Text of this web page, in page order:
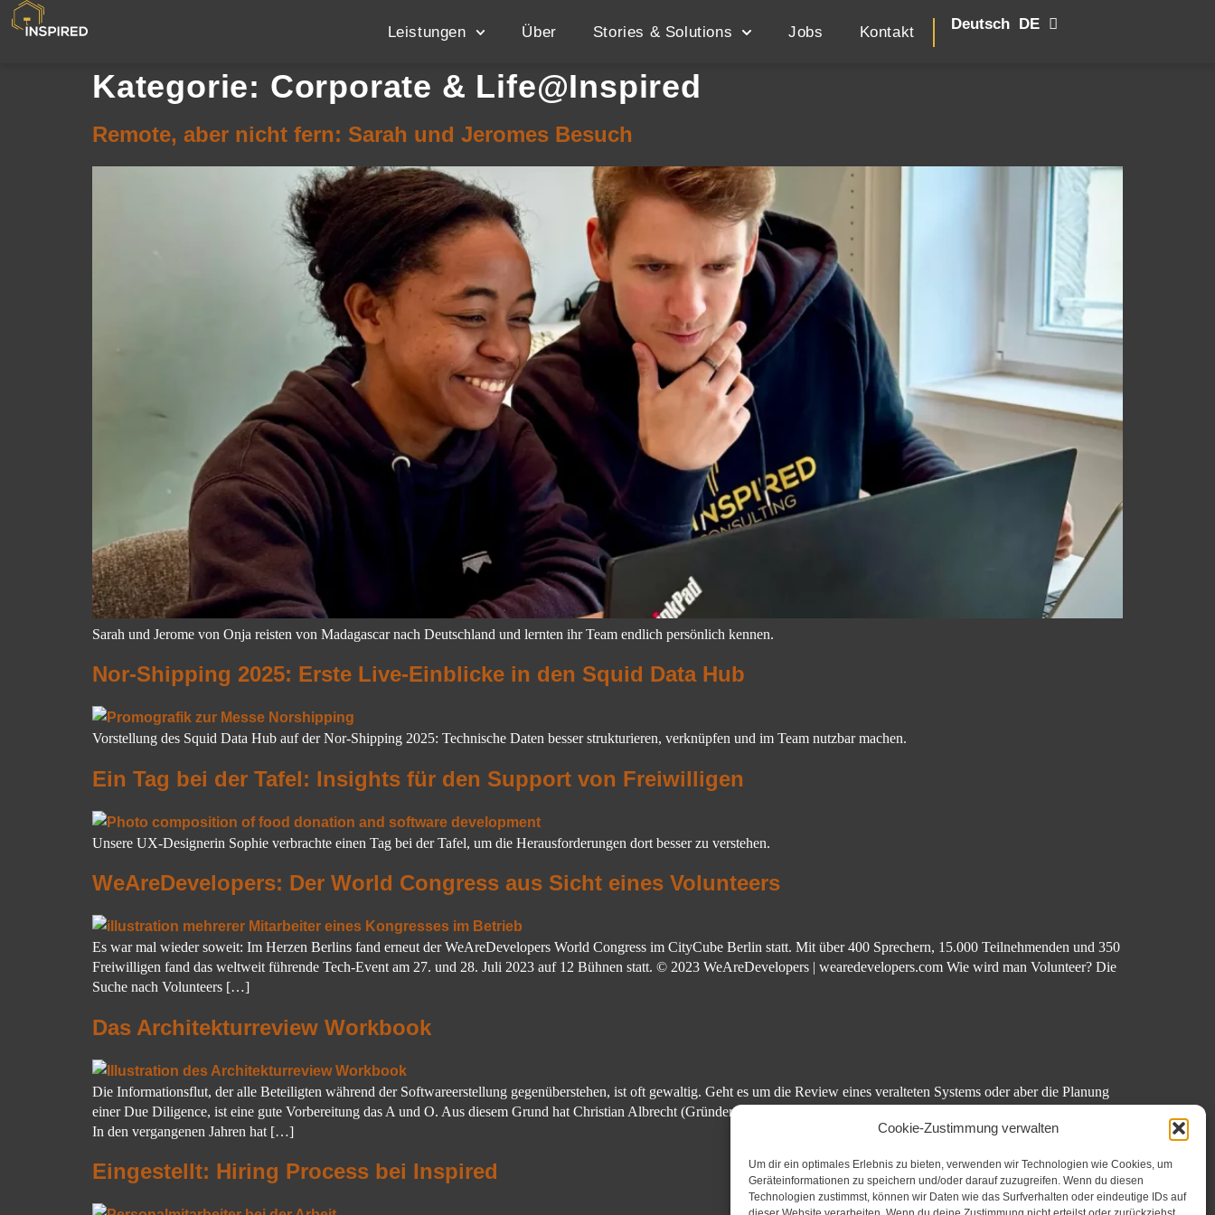
Cookie-Zustimmung verwalten
Um dir ein optimales Erlebnis zu bieten, verwenden wir Technologien wie Cookies, um
Geräteinformationen zu speichern und/oder darauf zuzugreifen. Wenn du diesen
Technologien zustimmst, können wir Daten wie das Surfverhalten oder eindeutige IDs auf
Leistungen Über Stories & Solutions Jobs Kontakt Deutsch DE
English EN
Kategorie: Corporate & Life@Inspired
Remote, aber nicht fern: Sarah und Jeromes Besuch
Sarah und Jerome von Onja reisten von Madagascar nach Deutschland und lernten ihr Team endlich persönlich kennen.
Nor-Shipping 2025: Erste Live-Einblicke in den Squid Data Hub
Vorstellung des Squid Data Hub auf der Nor-Shipping 2025: Technische Daten besser strukturieren, verknüpfen und im Team nutzbar machen.
Ein Tag bei der Tafel: Insights für den Support von Freiwilligen
Unsere UX-Designerin Sophie verbrachte einen Tag bei der Tafel, um die Herausforderungen dort besser zu verstehen.
WeAreDevelopers: Der World Congress aus Sicht eines Volunteers
Es war mal wieder soweit: Im Herzen Berlins fand erneut der WeAreDevelopers World Congress im CityCube Berlin statt. Mit über 400 Sprechern, 15.000 Teilnehmenden und 350
Freiwilligen fand das weltweit führende Tech-Event am 27. und 28. Juli 2023 auf 12 Bühnen statt. © 2023 WeAreDevelopers | wearedevelopers.com Wie wird man Volunteer? Die
Suche nach Volunteers […]
Das Architekturreview Workbook
Die Informationsflut, der alle Beteiligten während der Softwareerstellung gegenüberstehen, ist oft gewaltig. Geht es um die Review eines veralteten Systems oder aber die Planung
einer Due Diligence, ist eine gute Vorbereitung das A und O. Aus diesem Grund hat Christian Albrecht (Gründer und CEO von Inspired) das Architekturreview Workbook verfasst.
In den vergangenen Jahren hat […]
Eingestellt: Hiring Process bei Inspired